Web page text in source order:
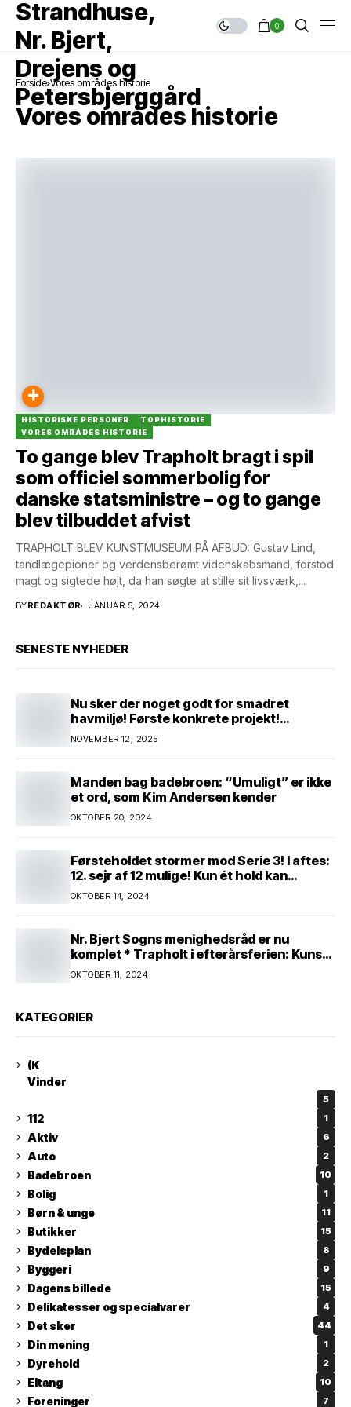
0
Forside Vores områdes historie
Vores områdes historie
+
HISTORISKE PERSONER
TOPHISTORIE
VORES OMRÅDES HISTORIE
To gange blev Trapholt bragt i spil
som officiel sommerbolig for
danske statsministre – og to gange
blev tilbuddet afvist
TRAPHOLT BLEV KUNSTMUSEUM PÅ AFBUD: Gustav Lind,
tandlægepioner og verdensberømt videnskabsmand, forstod
magt og sigtede højt, da han søgte at stille sit livsværk,...
BYREDAKTØR JANUAR 5, 2024
SENESTE NYHEDER
Nu sker der noget godt for smadret
havmiljø! Første konkrete projekt!
Genopretning af natur i lavbundsområde
ved Eltang Vig! 31 hektar! 2,5 millioner
NOVEMBER 12, 2025
Manden bag badebroen: “Umuligt” er ikke
et ord, som Kim Andersen kender
OKTOBER 20, 2024
Førsteholdet stormer mod Serie 3! I aftes:
12. sejr af 12 mulige! Kun ét hold kan
spænde ben! Afgørende kamp venter! Alle
mand af hus! Kør med og støt!
OKTOBER 14, 2024
Nr. Bjert Sogns menighedsråd er nu
komplet * Trapholt i efterårsferien: Kunst
og kreativitet i børnehøjde * Nr. Bjert
kunstnerpar repræsenteres på stor
OKTOBER 11, 2024
KATEGORIER
(K
Vinder
5
112 1
Aktiv 6
Auto 2
Badebroen 10
Bolig 1
Børn & unge 11
Butikker 15
Bydelsplan 8
Byggeri 9
Dagens billede 15
Delikatesser og specialvarer 4
Det sker 44
Din mening 1
Dyrehold 2
Eltang 10
Foreninger 7